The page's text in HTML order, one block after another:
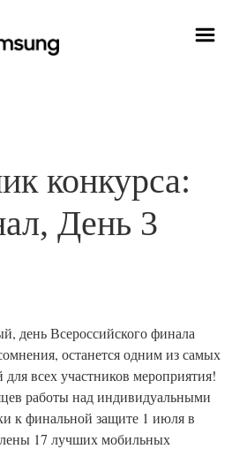
конкурса:
День 3
день Всероссийского финала
останется одним из самых
всех участников мероприятия!
работы над индивидуальными
к финальной защите 1 июля в
17 лучших мобильных